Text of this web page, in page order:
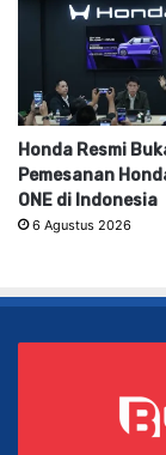
Honda Resmi
Pemesanan
ONE di Indonesia
6 Agustus 2026